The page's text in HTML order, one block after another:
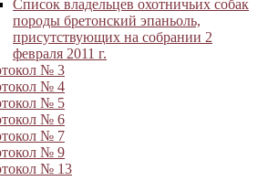
Список владельцев охотничьих собак
породы бретонский эпаньоль,
присутствующих на собрании 2
февраля 2011 г.
№ 3
№ 4
№ 5
№ 6
№ 7
№ 9
№ 13